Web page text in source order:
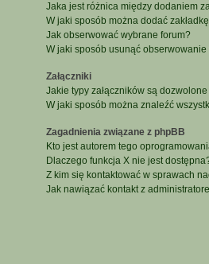
Jaka jest różnica między dodaniem
W jaki sposób można dodać
Jak obserwować wybrane forum?
W jaki sposób usunąć obserwowanie
Załączniki
Jakie typy załączników są
W jaki sposób można znaleźć
Zagadnienia związane z phpBB
Kto jest autorem tego
Dlaczego funkcja X nie jest
Z kim się kontaktować w sprawach
Jak nawiązać kontakt z